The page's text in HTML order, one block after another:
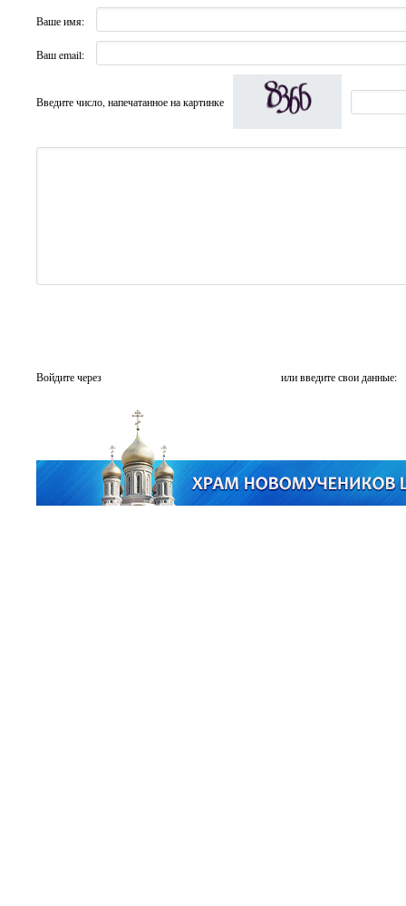
Ваше имя:
Ваш email:
Введите число, напечатанное на картинке
Войдите через или введите свои данные: